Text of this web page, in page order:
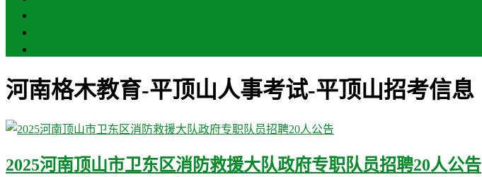
河南格木教育-平顶山人事考试-平顶山招考信息
2025河南顶山市卫东区消防救援大队政府专职队员招聘20人公告